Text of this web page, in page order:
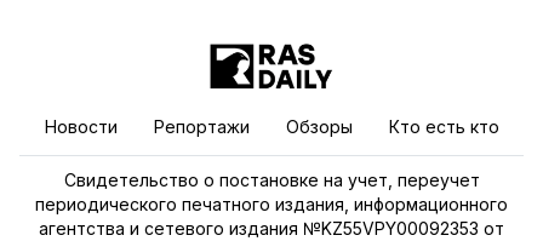
Новости Репортажи Обзоры Кто есть кто
Свидетельство о постановке на учет, переучет
периодического печатного издания, информационного
агентства и сетевого издания №KZ55VPY00092353 от